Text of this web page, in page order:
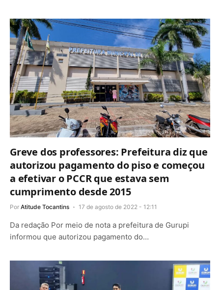
Greve dos professores: Prefeitura diz que
autorizou pagamento do piso e começou
a efetivar o PCCR que estava sem
cumprimento desde 2015
Por Atitude Tocantins 17 de agosto de 2022 - 12:11
Da redação Por meio de nota a prefeitura de Gurupi
informou que autorizou pagamento do…